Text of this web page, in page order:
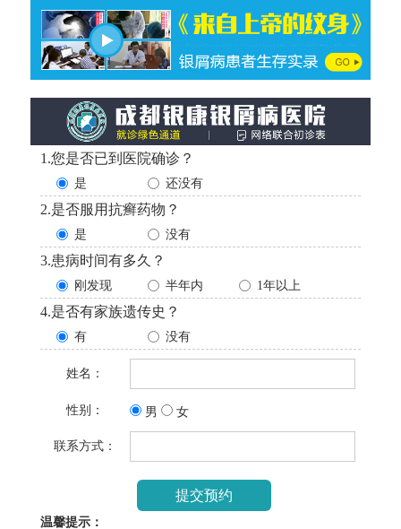
1.您是否已到医院确诊？
是 还没有
2.是否服用抗癣药物？
是 没有
3.患病时间有多久？
刚发现 半年内 1年以上
4.是否有家族遗传史？
有 没有
姓名：
性别： 男 女
联系方式：
温馨提示：